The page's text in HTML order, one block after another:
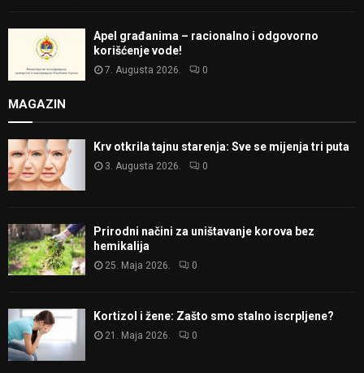
Apel građanima – racionalno i odgovorno
korišćenje vode!
7. Augusta 2026. 0
MAGAZIN
Krv otkrila tajnu starenja: Sve se mijenja tri puta
3. Augusta 2026. 0
Prirodni načini za uništavanje korova bez
hemikalija
25. Maja 2026. 0
Kortizol i žene: Zašto smo stalno iscrpljene?
21. Maja 2026. 0